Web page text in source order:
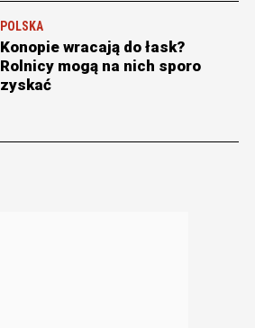
POLSKA
Konopie wracają do łask?
Rolnicy mogą na nich sporo
zyskać